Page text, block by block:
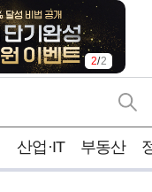
2/2
산업·IT 부동산